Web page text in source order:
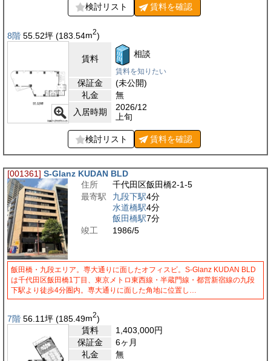
検討リスト 賃料を確認
8階 55.52坪 (183.54m2)
賃料 相談
賃料を知りたい
保証金
(未公開)
礼金
無
入居時期
2026/12
上旬
検討リスト 賃料を確認
[001361] S-Glanz KUDAN BLD
住所
千代田区飯田橋2-1-5
最寄駅
九段下駅4分
水道橋駅4分
飯田橋駅7分
竣工
1986/5
飯田橋・九段エリア。専大通りに面したオフィスビ。S-Glanz KUDAN BLD
は千代田区飯田橋1丁目、東京メトロ東西線・半蔵門線・都営新宿線の九段
下駅より徒歩4分圏内。専大通りに面した角地に位置し…
7階 56.11坪 (185.49m2)
賃料
1,403,000円
保証金
6ヶ月
礼金
無